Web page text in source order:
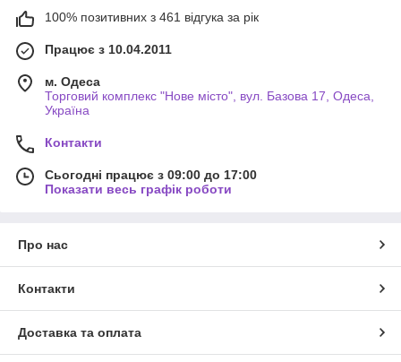
100% позитивних з 461 відгука за рік
Працює з 10.04.2011
м. Одеса
Торговий комплекс "Нове місто", вул. Базова 17, Одеса,
Україна
Контакти
Сьогодні працює з 09:00 до 17:00
Показати весь графік роботи
Про нас
Контакти
Доставка та оплата